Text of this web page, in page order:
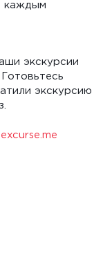
каждым
экскурсии
экскурсию